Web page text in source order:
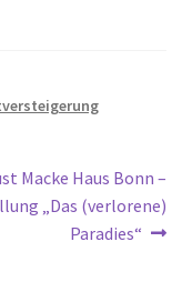
Macke Haus Bonn –
„Das (verlorene)
Paradies“